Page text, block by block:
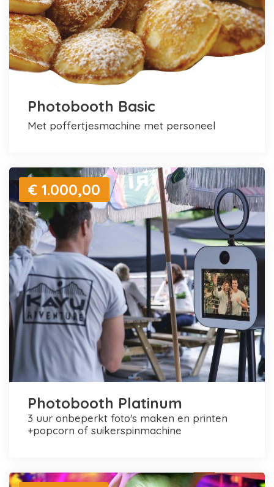
Photobooth Basic
met poffertjesmachine met personeel
€ 1.000,00
Photobooth Platinum
3 uur onbeperkt foto's maken en printen
+popcorn of suikerspinmachine